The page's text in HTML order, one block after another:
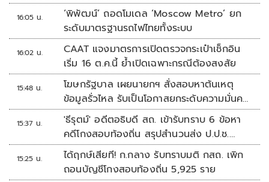
16:05 น.
‘พิพัฒน์’ ถอดโมเดล ‘Moscow Metro’ ยก
ระดับมาตรฐานรถไฟไทยทั้งระบบ
16:02 น.
CAAT แจงมาตรการเปิดตรวจกระเป๋าเช็กอิน
เริ่ม 16 ต.ค.นี้ ย้ำเปิดเฉพาะกรณีต้องสงสัย
15:48 น.
โฆษกรัฐบาล เผยนายกฯ สั่งสอบหาต้นเหตุ
ข้อมูลรั่วไหล รับเป็นโอกาสยกระดับความมั่นคง
ปลอดภัยข้อมูลภาครัฐทั้งระบบ
15:37 น.
'ธีรุตม์' อดีตอธิบดี สถ. เข้ารับทราบ 6 ข้อหา
คดีโกงสอบท้องถิ่น สรุปสำนวนส่ง ป.ป.ช.
สัปดาห์หน้า
15:25 น.
ได้ฤกษ์เสียที! ก.กลาง รับทราบมติ กสถ. เพิก
ถอนบัญชีโกงสอบท้องถิ่น 5,925 ราย